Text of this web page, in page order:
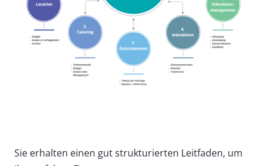
Sie erhalten einen gut strukturierten Leitfaden, um